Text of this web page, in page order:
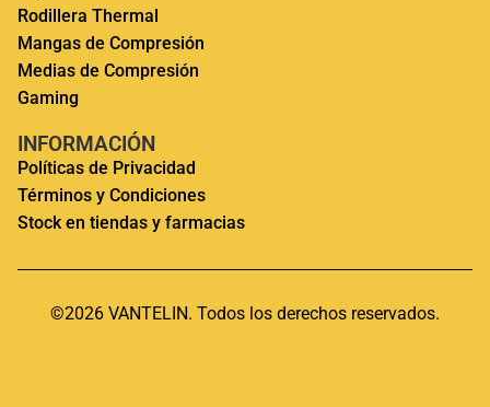
Rodillera Thermal
Mangas de Compresión
Medias de Compresión
Gaming
INFORMACIÓN
Políticas de Privacidad
Términos y Condiciones
Stock en tiendas y farmacias
©2026 VANTELIN. Todos los derechos reservados.